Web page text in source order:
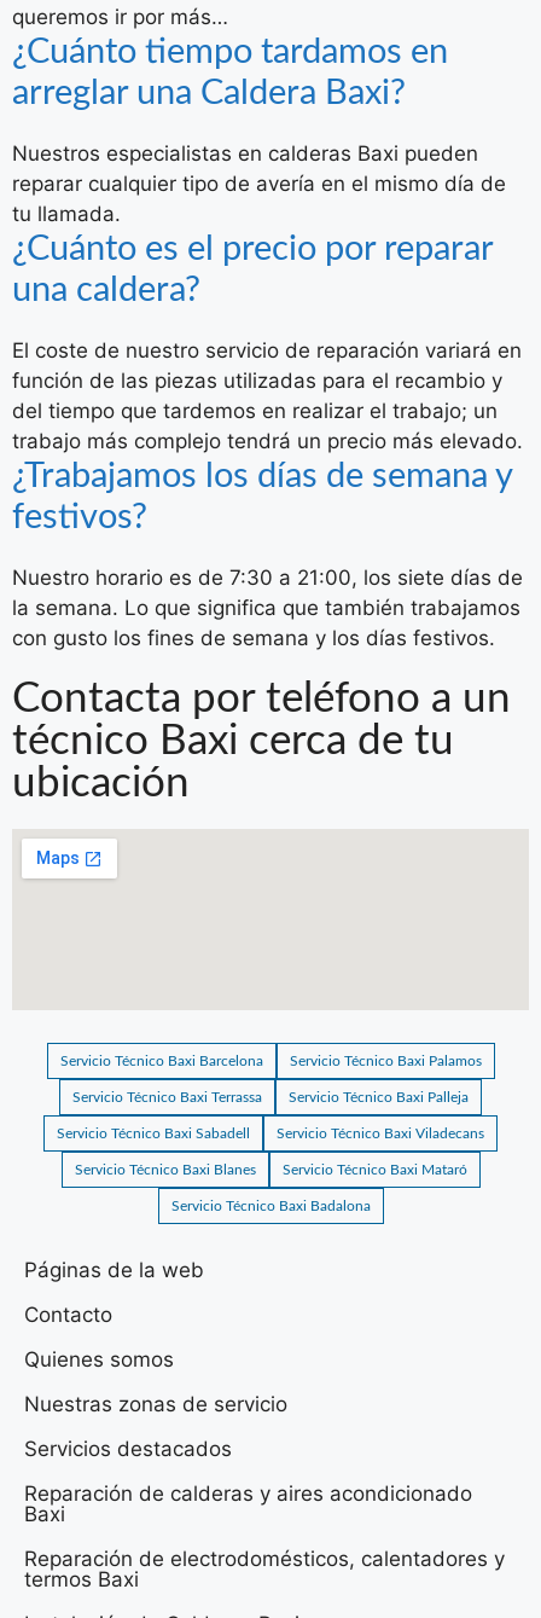
queremos ir por más…
¿Cuánto tiempo tardamos en
arreglar una Caldera Baxi?
Nuestros especialistas en calderas Baxi pueden
reparar cualquier tipo de avería en el mismo día de
tu llamada.
¿Cuánto es el precio por reparar
una caldera?
El coste de nuestro servicio de reparación variará en
función de las piezas utilizadas para el recambio y
del tiempo que tardemos en realizar el trabajo; un
trabajo más complejo tendrá un precio más elevado.
¿Trabajamos los días de semana y
festivos?
Nuestro horario es de 7:30 a 21:00, los siete días de
la semana. Lo que significa que también trabajamos
con gusto los fines de semana y los días festivos.
Contacta por teléfono a un
técnico Baxi cerca de tu
ubicación
Servicio Técnico Baxi Barcelona Servicio Técnico Baxi Palamos
Servicio Técnico Baxi Terrassa Servicio Técnico Baxi Palleja
Servicio Técnico Baxi Sabadell Servicio Técnico Baxi Viladecans
Servicio Técnico Baxi Blanes Servicio Técnico Baxi Mataró
Servicio Técnico Baxi Badalona
Páginas de la web
Contacto
Quienes somos
Nuestras zonas de servicio
Servicios destacados
Reparación de calderas y aires acondicionado
Baxi
Reparación de electrodomésticos, calentadores y
termos Baxi